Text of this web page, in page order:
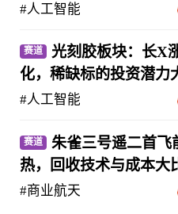
#人工智能
赛道
光刻胶板块：长X
化，稀缺标的投资潜力
#人工智能
赛道
朱雀三号遥二首飞
热，回收技术与成本大
#商业航天